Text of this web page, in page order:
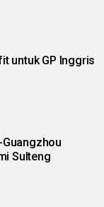
untuk GP Inggris
Guangzhou
Sulteng